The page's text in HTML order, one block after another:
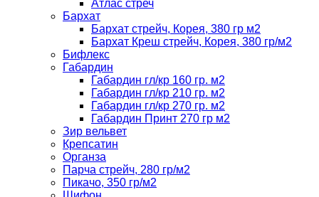
Атлас стреч
Бархат
Бархат стрейч, Корея, 380 гр м2
Бархат Креш стрейч, Корея, 380 гр/м2
Бифлекс
Габардин
Габардин гл/кр 160 гр. м2
Габардин гл/кр 210 гр. м2
Габардин гл/кр 270 гр. м2
Габардин Принт 270 гр м2
Зир вельвет
Крепсатин
Органза
Парча стрейч, 280 гр/м2
Пикачо, 350 гр/м2